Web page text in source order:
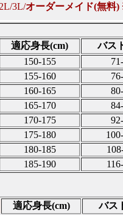
3L/オーダーメイド(無料)
適応身長(cm)
バス
150-155
155-160
160-165
165-170
170-175
175-180
180-185
185-190
適応身長(cm)
バス